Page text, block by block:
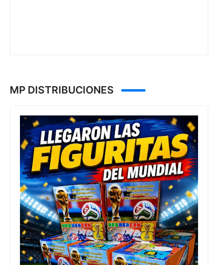
MP DISTRIBUCIONES